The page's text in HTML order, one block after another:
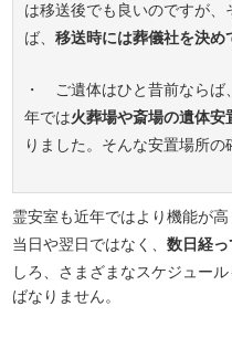
は移送後でも良いのですが
ば、移送時には葬儀社を決め
・ ご遺体はひと昔前ならば
年では火葬場や斎場の遺体安
りました。そんな安置場所の
霊安室も近年ではより機能が
当日や翌日ではなく、数日経
しろ、さまざまなスケジュー
ばなりません。